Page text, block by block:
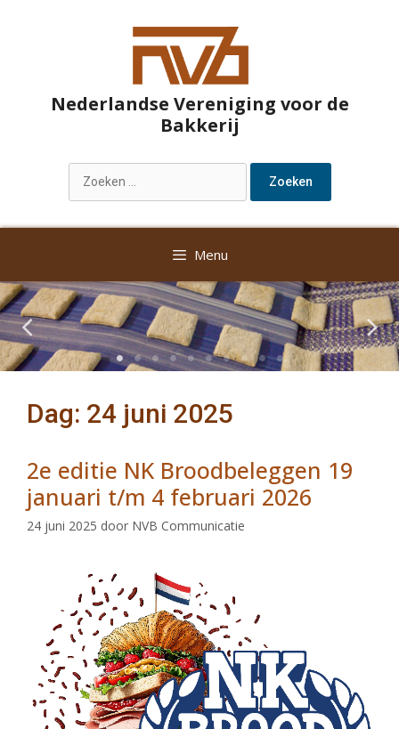
Nederlandse Vereniging voor de
Bakkerij
Menu
Dag: 24 juni 2025
2e editie NK Broodbeleggen 19
januari t/m 4 februari 2026
24 juni 2025 door NVB Communicatie